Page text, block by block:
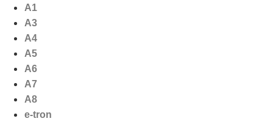
naar
inhoud
A1
A3
A4
A5
A6
A7
A8
e-tron